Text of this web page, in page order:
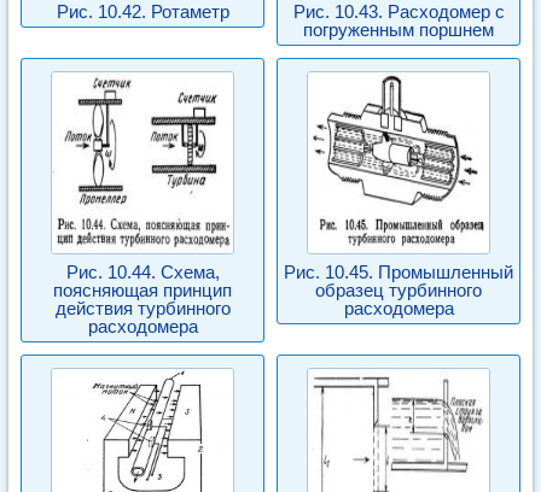
Рис. 10.42. Ротаметр
Рис. 10.43. Расходомер с
погруженным поршнем
Рис. 10.44. Схема,
поясняющая принцип
действия турбинного
расходомера
Рис. 10.45. Промышленный
образец турбинного
расходомера